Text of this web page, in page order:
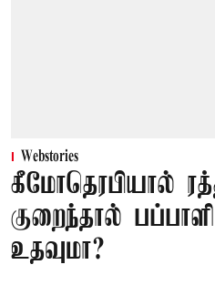
Webstories
கீமோதெரபியால்
குறைந்தால்
உதவுமா?